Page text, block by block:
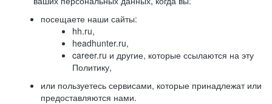
посещаете наши сайты:
hh.ru,
headhunter.ru,
career.ru и другие, которые ссылаются на эту
Политику,
или пользуетесь сервисами, которые принадлежат или
предоставляются нами.